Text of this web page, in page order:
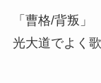
「曹格/背叛
光大道でよく